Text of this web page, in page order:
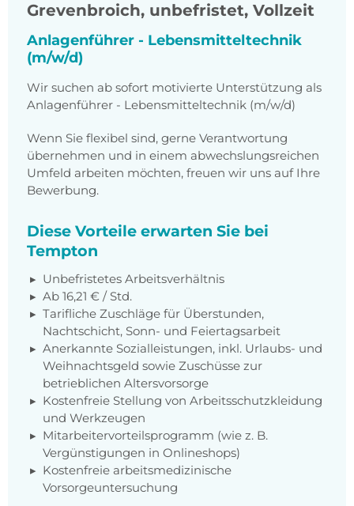
Grevenbroich, unbefristet, Vollzeit
Anlagenführer - Lebensmitteltechnik
(m/w/d)
Wir suchen ab sofort motivierte Unterstützung als
Anlagenführer - Lebensmitteltechnik (m/w/d)
Wenn Sie flexibel sind, gerne Verantwortung
übernehmen und in einem abwechslungsreichen
Umfeld arbeiten möchten, freuen wir uns auf Ihre
Bewerbung.
Diese Vorteile erwarten Sie bei
Tempton
Unbefristetes Arbeitsverhältnis
Ab 16,21 € / Std.
Tarifliche Zuschläge für Überstunden,
Nachtschicht, Sonn- und Feiertagsarbeit
Anerkannte Sozialleistungen, inkl. Urlaubs- und
Weihnachtsgeld sowie Zuschüsse zur
betrieblichen Altersvorsorge
Kostenfreie Stellung von Arbeitsschutzkleidung
und Werkzeugen
Mitarbeitervorteilsprogramm (wie z. B.
Vergünstigungen in Onlineshops)
Kostenfreie arbeitsmedizinische
Vorsorgeuntersuchung